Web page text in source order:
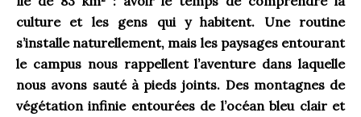
culture et les gens qui y habitent. Une routine
s’installe naturellement, mais les paysages entourant
le campus nous rappellent l’aventure dans laquelle
nous avons sauté à pieds joints. Des montagnes de
végétation infinie entourées de l’océan bleu clair et